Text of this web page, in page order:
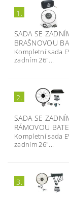
1.
SADA SE
BRAŠNOVOU
Kompletní sada
zadním 26"...
2.
SADA SE
RÁMOVOU
Kompletní sada
zadním 26"...
3.